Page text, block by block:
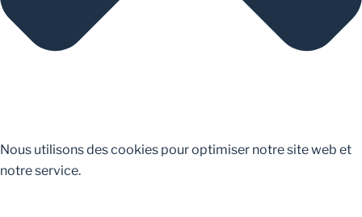
Nous utilisons des cookies pour optimiser notre site web et
notre service.